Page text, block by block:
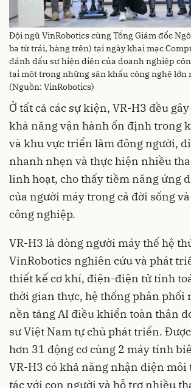
Đội ngũ VinRobotics cùng Tổng Giám đốc
ba từ trái, hàng trên) tại ngày khai mạc
đánh dấu sự hiện diện của doanh nghiệp
tại một trong những sân khấu công nghệ lớn
(Nguồn: VinRobotics)
Ở tất cả các sự kiện, VR-H3 đều
khả năng vận hành ổn định trong
và khu vực triển lãm đông người,
nhanh nhẹn và thực hiện nhiều
linh hoạt, cho thấy tiềm năng ứng
của người máy trong cả đời sống
công nghiệp.
VR-H3 là dòng người máy thế hệ
VinRobotics nghiên cứu và phát
thiết kế cơ khí, điện-điện tử tính
thời gian thực, hệ thống phân phối
nền tảng AI điều khiển toàn thân
sư Việt Nam tự chủ phát triển.
hơn 31 động cơ cùng 2 máy tính
VR-H3 có khả năng nhận diện
tác với con người và hỗ trợ nhiều